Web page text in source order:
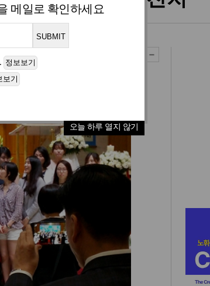
메일로 확인하세요
오늘 하루 열지 않기